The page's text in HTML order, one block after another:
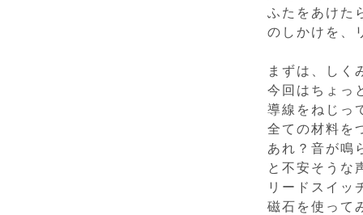
ふたをあけた
のしかけを、
まずは、しく
今回はちょっ
導線をねじっ
全ての材料を
あれ？音が鳴
と不安そうな
リードスイッ
磁石を使って